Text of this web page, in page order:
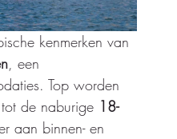
kenmerken van
, een
Top worden
de naburige 18-
aan binnen- en